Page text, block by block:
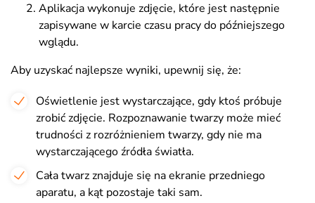
Aplikacja wykonuje zdjęcie, które jest następnie
zapisywane w karcie czasu pracy do późniejszego
wglądu.
Aby uzyskać najlepsze wyniki, upewnij się, że:
Oświetlenie jest wystarczające, gdy ktoś próbuje
zrobić zdjęcie. Rozpoznawanie twarzy może mieć
trudności z rozróżnieniem twarzy, gdy nie ma
wystarczającego źródła światła.
Cała twarz znajduje się na ekranie przedniego
aparatu, a kąt pozostaje taki sam.